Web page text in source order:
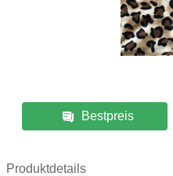
Bestpreis
Produktdetails